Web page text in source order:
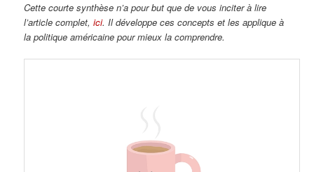
Cette courte synthèse n’a pour but que de vous inciter à lire
l’article complet,ici. Il développe ces concepts et les applique à
la politique américaine pour mieux la comprendre.